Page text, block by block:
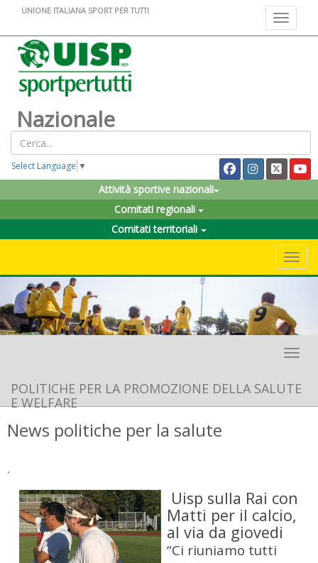
Toggle
UNIONE ITALIANA SPORT PER TUTTI
Nazionale
Select Language ▼
Attività sportive nazionali
Comitati regionali
Comitati territoriali
POLITICHE PER LA PROMOZIONE DELLA SALUTE
E WELFARE
News politiche per la salute
.
Uisp sulla Rai con
Matti per il calcio,
al via da giovedi
“Ci riuniamo tutti